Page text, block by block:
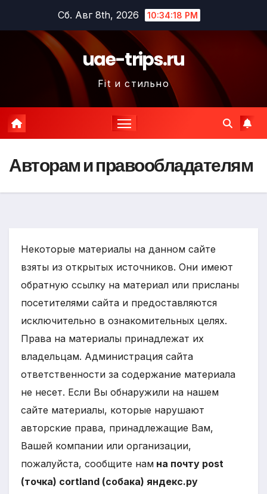
содержимому
Сб. Авг 8th, 2026 10:34:19 PM
uae-trips.ru
Fit и стильно
Авторам и правообладателям
Некоторые материалы на данном сайте
взяты из открытых источников. Они имеют
обратную ссылку на материал или присланы
посетителями сайта и предоставляются
исключительно в ознакомительных целях.
Права на материалы принадлежат их
владельцам. Администрация сайта
ответственности за содержание материала
не несет. Если Вы обнаружили на нашем
сайте материалы, которые нарушают
авторские права, принадлежащие Вам,
Вашей компании или организации,
пожалуйста, сообщите нам на почту post
(точка) cortland (собака) яндекс.ру